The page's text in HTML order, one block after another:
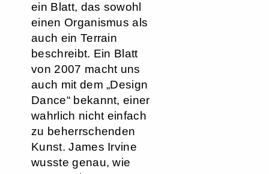
ein Blatt, das sowohl
einen Organismus als
auch ein Terrain
beschreibt. Ein Blatt
von 2007 macht uns
auch mit dem „Design
Dance“ bekannt, einer
wahrlich nicht einfach
zu beherrschenden
Kunst. James Irvine
wusste genau, wie